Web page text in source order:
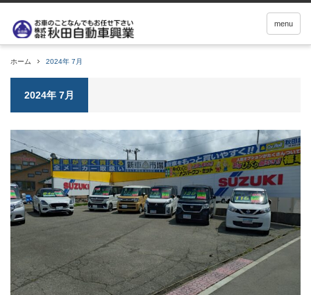
menu
ホーム 2024年 7月
2024年 7月